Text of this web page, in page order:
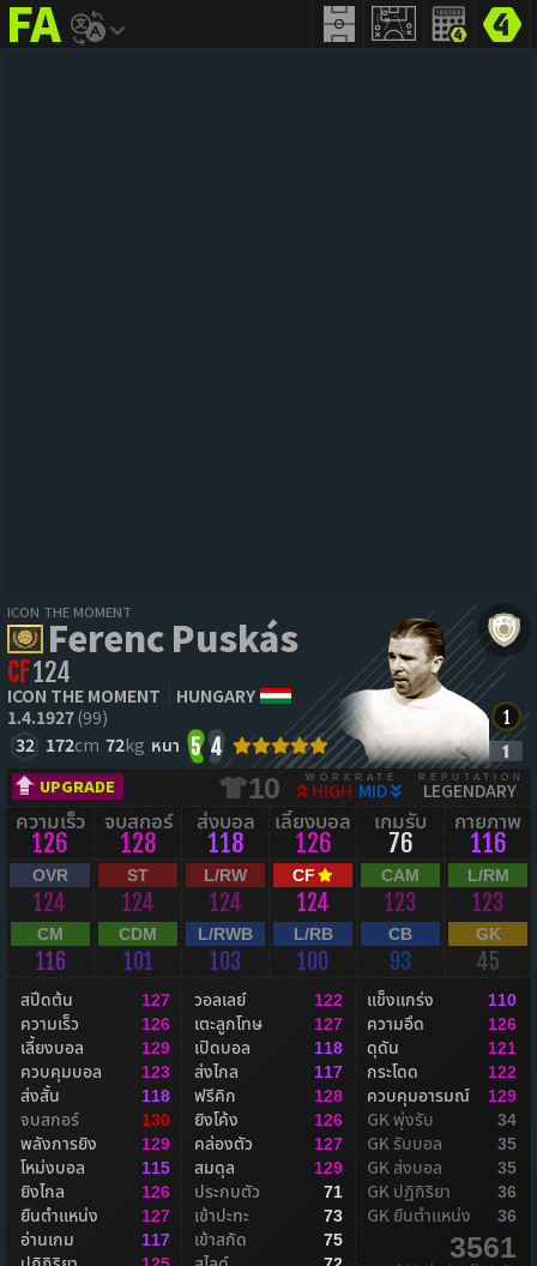
addict
ICON THE MOMENT
Ferenc Puskás
CF124
ICON THE MOMENT
HUNGARY
1.4.1927(99)
32 172cm 72kg หนา 5 4
UPGRADE 10 WORKRATE
HIGH MID
REPUTATION
LEGENDARY
ความเร็ว
126
จบสกอร์
128
ส่งบอล
118
เลี้ยงบอล
126
เกมรับ
76
กายภาพ
116
OVR
124
ST
124
L/RW
124
CF
124
CAM
123
L/RM
123
CM
116
CDM
101
L/RWB
103
L/RB
100
CB
93
GK
45
สปีดต้น 127
ความเร็ว 126
เลี้ยงบอล 129
ควบคุมบอล 123
ส่งสั้น 118
จบสกอร์ 130
พลังการยิง 129
โหม่งบอล 115
ยิงไกล 126
ยืนตำแหน่ง 127
อ่านเกม 117
วอลเลย์ 122
เตะลูกโทษ 127
เปิดบอล 118
ส่งไกล 117
ฟรีคิก 128
ยิงโค้ง 126
คล่องตัว 127
สมดุล 129
ประกบตัว 71
เข้าปะทะ 73
เข้าสกัด 75
แข็งแกร่ง 110
ความอึด 126
ดุดัน 121
กระโดด 122
ควบคุมอารมณ์ 129
GK พุ่งรับ 34
GK รับบอล 35
GK ส่งบอล 35
GK ปฏิกิริยา 36
GK ยืนตำแหน่ง 36
3561